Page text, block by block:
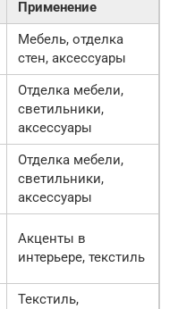
Применение
Мебель, отделка
стен, аксессуары
Отделка мебели,
светильники,
аксессуары
Отделка мебели,
светильники,
аксессуары
Акценты в
интерьере, текстиль
Текстиль,